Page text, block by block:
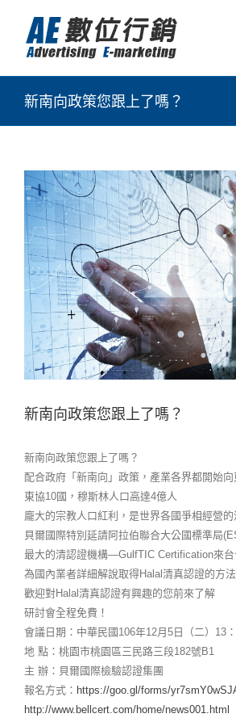
新南向政策您跟上了嗎？
新南向政策您跟上了嗎？
新南向政策您跟上了嗎？
配合政府「新南向」政策，產業各界都開始
東協10國，穆斯林人口高達4億人
龐大的宗教人口紅利，是世界各國爭相經營的
貝爾國際特別延請阿拉伯聯合大公國標準局
最大的清認證機構—GulfTIC Certification來台
為國內業者詳細解說取得Halal清真認證的方法
歡迎對Halal清真認證有興趣的您前來了解
研討會全程免費！
會議日期：中華民國106年12月5日（二）13
地 點：桃園市桃園區三民路三段182號B1
主 辦：貝爾國際檢驗認證集團
報名方式： https://goo.gl/forms/
http://www.bellcert.com/home/news001.html